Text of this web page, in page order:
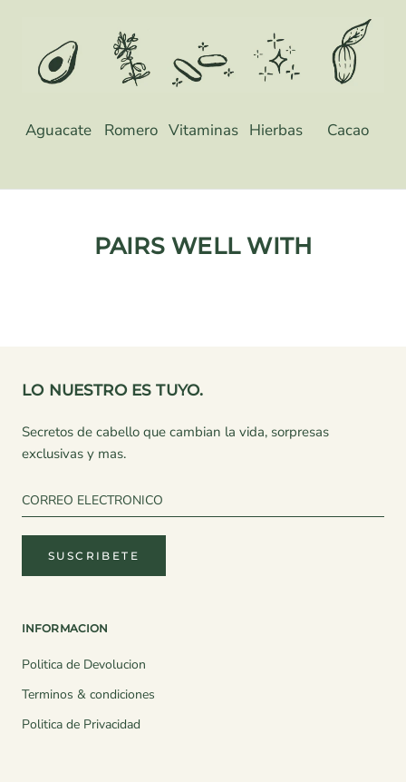
Aguacate Romero Vitaminas Hierbas Cacao
PAIRS WELL WITH
LO NUESTRO ES TUYO.
Secretos de cabello que cambian la vida, sorpresas
exclusivas y mas.
SUSCRIBETE
INFORMACION
Politica de Devolucion
Terminos & condiciones
Politica de Privacidad